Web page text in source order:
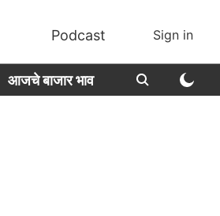
Podcast Sign in
आजचे बाजार भाव